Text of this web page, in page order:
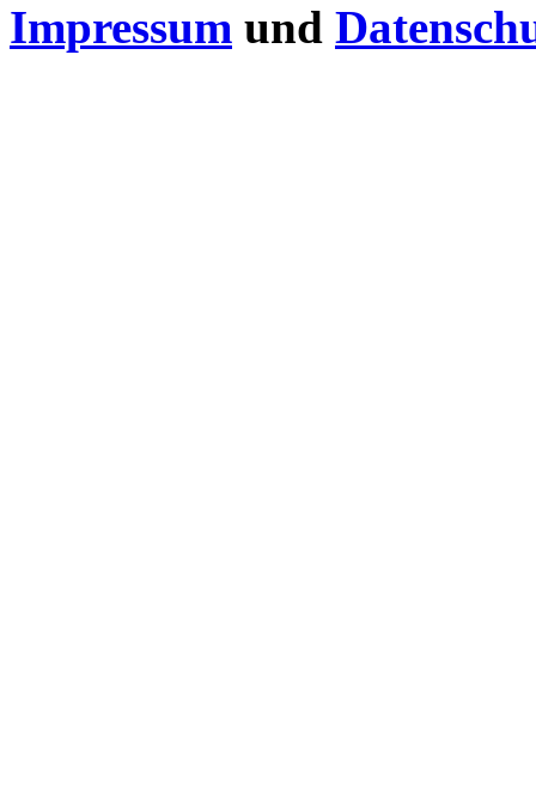
Impressum und